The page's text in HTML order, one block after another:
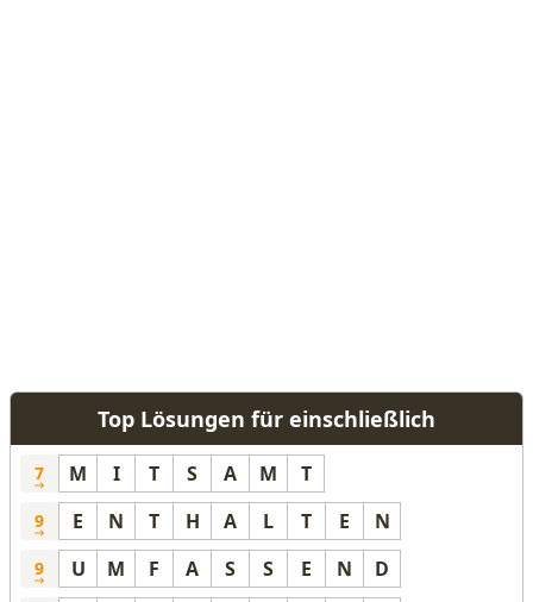
Top Lösungen für einschließlich
7 M I T S A M T
9 E N T H A L T E N
9 U M F A S S E N D